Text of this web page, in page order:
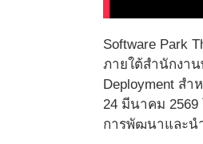
Software Park
ภายใต้สำนักงา
Deployment สำ
24 มีนาคม
การพัฒนาและน